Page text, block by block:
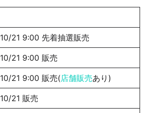
10/21 9:00 先着抽選販売
10/21 9:00 販売
10/21 9:00 販売(店舗販売あり)
10/21 販売